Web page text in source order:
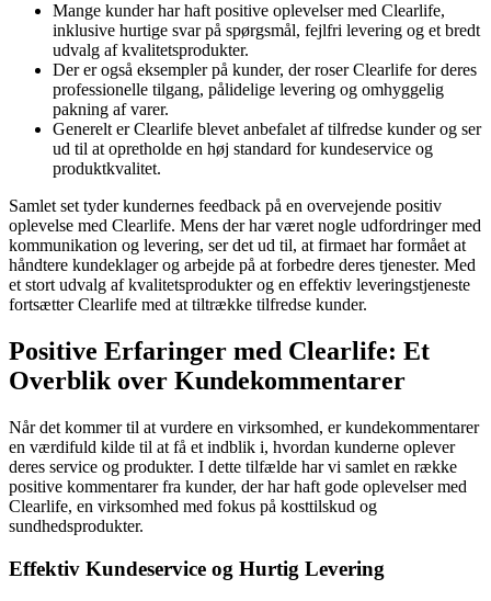
Mange kunder har haft positive oplevelser med Clearlife,
inklusive hurtige svar på spørgsmål, fejlfri levering og et bredt
udvalg af kvalitetsprodukter.
Der er også eksempler på kunder, der roser Clearlife for deres
professionelle tilgang, pålidelige levering og omhyggelig
pakning af varer.
Generelt er Clearlife blevet anbefalet af tilfredse kunder og ser
ud til at opretholde en høj standard for kundeservice og
produktkvalitet.
Samlet set tyder kundernes feedback på en overvejende positiv
oplevelse med Clearlife. Mens der har været nogle udfordringer med
kommunikation og levering, ser det ud til, at firmaet har formået at
håndtere kundeklager og arbejde på at forbedre deres tjenester. Med
et stort udvalg af kvalitetsprodukter og en effektiv leveringstjeneste
fortsætter Clearlife med at tiltrække tilfredse kunder.
Positive Erfaringer med Clearlife: Et
Overblik over Kundekommentarer
Når det kommer til at vurdere en virksomhed, er kundekommentarer
en værdifuld kilde til at få et indblik i, hvordan kunderne oplever
deres service og produkter. I dette tilfælde har vi samlet en række
positive kommentarer fra kunder, der har haft gode oplevelser med
Clearlife, en virksomhed med fokus på kosttilskud og
sundhedsprodukter.
Effektiv Kundeservice og Hurtig Levering